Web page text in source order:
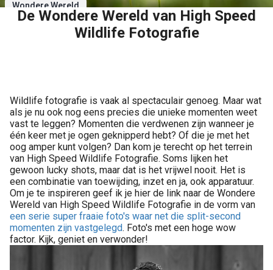
Wondere Wereld
De Wondere Wereld van High Speed
Wildlife Fotografie
Wildlife fotografie is vaak al spectaculair genoeg. Maar wat
als je nu ook nog eens precies die unieke momenten weet
vast te leggen? Momenten die verdwenen zijn wanneer je
één keer met je ogen geknipperd hebt? Of die je met het
oog amper kunt volgen? Dan kom je terecht op het terrein
van High Speed Wildlife Fotografie. Soms lijken het
gewoon lucky shots, maar dat is het vrijwel nooit. Het is
een combinatie van toewijding, inzet en ja, ook apparatuur.
Om je te inspireren geef ik je hier de link naar de Wondere
Wereld van High Speed Wildlife Fotografie in de vorm van
een serie super fraaie foto's waar net die split-second
momenten zijn vastgelegd. Foto's met een hoge wow
factor. Kijk, geniet en verwonder!